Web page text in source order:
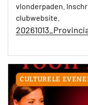
vlonderpaden.
clubwebsite.
CULTURELE